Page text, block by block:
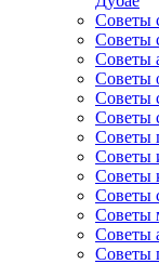
Советы
Советы
Советы
Советы
Советы
Советы
Советы
Советы
Советы
Советы
Советы
Советы
Советы